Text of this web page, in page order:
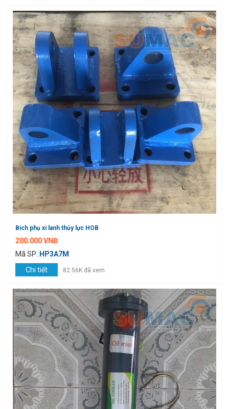
Bích phụ xi lanh thủy lực HOB
200.000 VNĐ
Mã SP : HP3A7M
Chi tiết
82.56K đã xem